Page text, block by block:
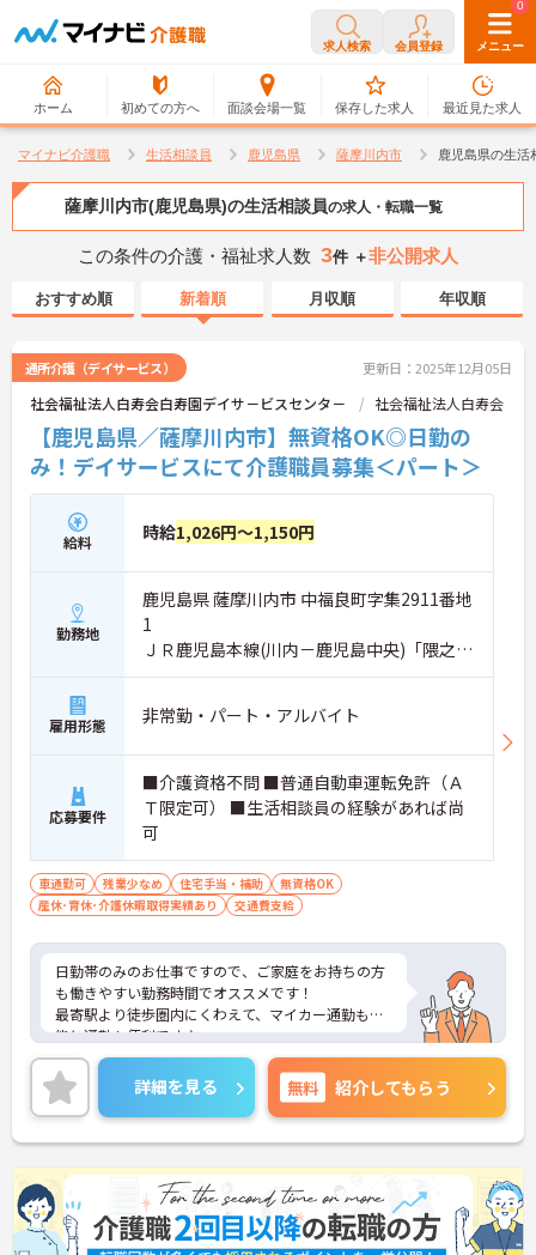
求人検索 会員登録 メニュー
ホーム 初めての方へ 面談会場一覧
0
保存した求人
0
最近見た求人
マイナビ介護職 生活相談員 鹿児島県 薩摩川内市 鹿児島県の生活
薩摩川内市(鹿児島県)の生活相談員の求人・転職一覧
この条件の介護・福祉求人数 3件 ＋非公開求人
おすすめ順 新着順 月収順 年収順
通所介護（デイサービス） 更新日：2025年12月05日
社会福祉法人白寿会白寿園デイサ－ビスセンタ－ 社会福祉法人白寿会
【鹿児島県／薩摩川内市】無資格OK◎日勤の
み！デイサービスにて介護職員募集＜パート＞
給料 時給1,026円～1,150円
勤務地
鹿児島県 薩摩川内市 中福良町字集2911番地
1
ＪＲ鹿児島本線(川内－鹿児島中央)「隈之城
駅」徒歩14分
雇用形態 非常勤・パート・アルバイト
応募要件
■介護資格不問 ■普通自動車運転免許（Ａ
Ｔ限定可） ■生活相談員の経験があれば尚
可
車通勤可 残業少なめ 住宅手当・補助
無資格OK
産休･育休･介護休暇取得実績あり
交通費支給
日勤帯のみのお仕事ですので、ご家庭をお持ちの方
も働きやすい勤務時間でオススメです！
最寄駅より徒歩圏内にくわえて、マイカー通勤も可
能と通勤も便利です♪
ご興味ある方には、面接対策ポイントなど、さらに
詳細をお話しいたしますのでお気軽にご相談くださ
い。
詳細を見る 無料 紹介してもらう